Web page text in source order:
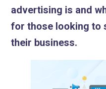
advertising is and
for those looking to
their business.